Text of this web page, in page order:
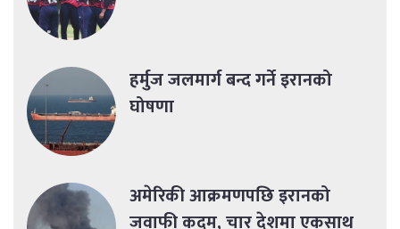
हर्मुज जलमार्ग बन्द गर्ने इरानको
घोषणा
अमेरिकी आक्रमणपछि इरानको
जवाफी कदम, चार देशमा एकसाथ